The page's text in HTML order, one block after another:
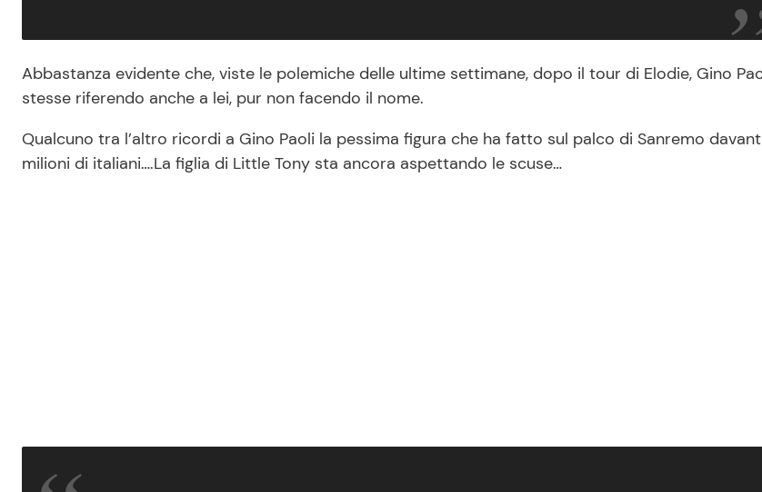
Abbastanza evidente che, viste le polemiche delle ultime settimane, dopo il tour di Elodie, Gino
stesse riferendo anche a lei, pur non facendo il nome.
Qualcuno tra l’altro ricordi a Gino Paoli la pessima figura che ha fatto sul palco di Sanremo
milioni di italiani….La figlia di Little Tony sta ancora aspettando le scuse…